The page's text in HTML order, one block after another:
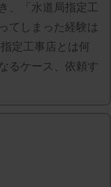
、「水道局指定工
てしまった経験は
定工事店とは何
るケース、依頼す